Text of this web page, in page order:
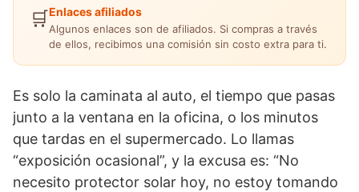
🛒Enlaces afiliados
Algunos enlaces son de afiliados. Si compras a través
de ellos, recibimos una comisión sin costo extra para ti.
Es solo la caminata al auto, el tiempo que pasas
junto a la ventana en la oficina, o los minutos
que tardas en el supermercado. Lo llamas
“exposición ocasional”, y la excusa es: “No
necesito protector solar hoy, no estoy tomando